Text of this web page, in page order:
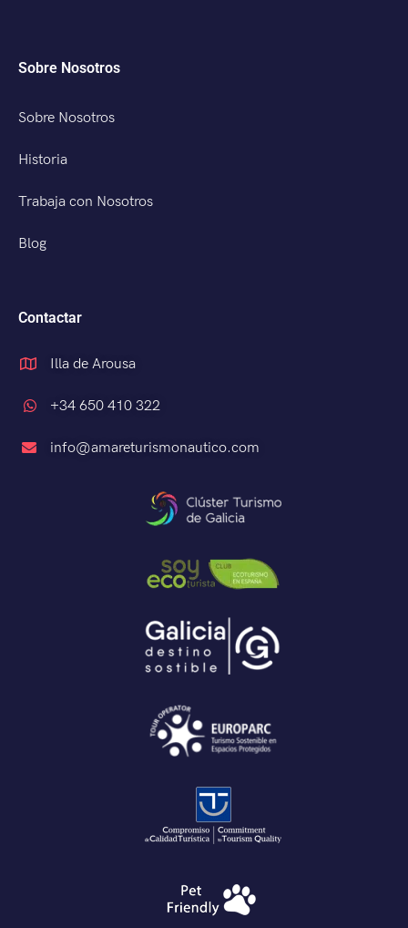
Sobre Nosotros
Sobre Nosotros
Historia
Trabaja con Nosotros
Blog
Contactar
Illa de Arousa
+34 650 410 322
info@amareturismonautico.com